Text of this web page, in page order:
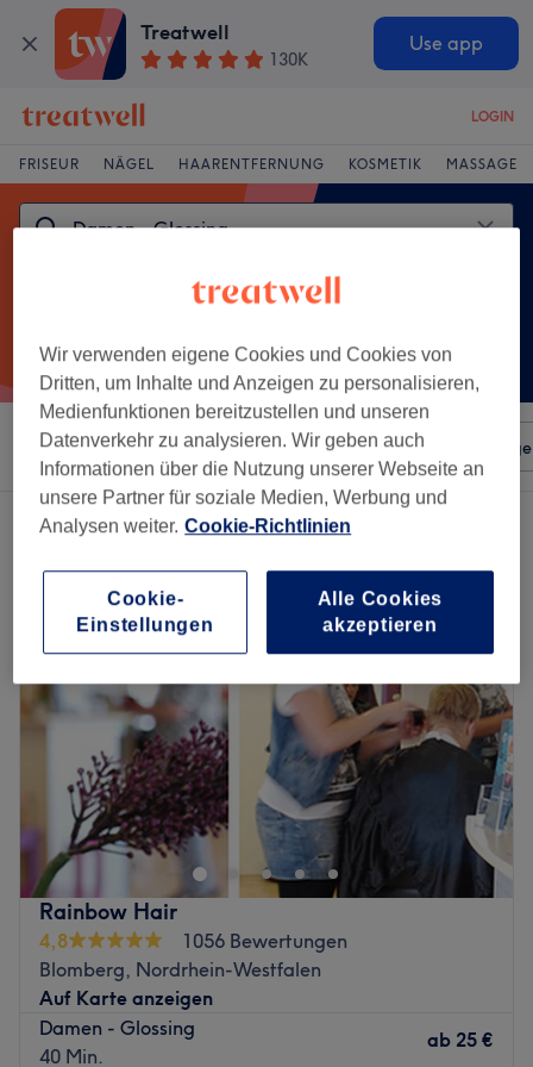
Treatwell
130K
Use app
LOGIN
FRISEUR NÄGEL HAARENTFERNUNG KOSMETIK MASSAGE
Sortieren nach Beliebiger Preis Salons
Ein Salon, der anbietet:
damen - glossing in Blomberg, Nordrhein-Westfalen
Rainbow Hair
4,8
1056 Bewertungen
Blomberg, Nordrhein-Westfalen
Auf Karte anzeigen
Damen - Glossing
40 Min.
ab 25 €
Wir verwenden eigene Cookies und Cookies von
Dritten, um Inhalte und Anzeigen zu personalisieren,
Medienfunktionen bereitzustellen und unseren
Datenverkehr zu analysieren. Wir geben auch
Informationen über die Nutzung unserer Webseite an
unsere Partner für soziale Medien, Werbung und
Analysen weiter. Cookie-Richtlinien
Cookie-
Einstellungen
Alle Cookies
akzeptieren